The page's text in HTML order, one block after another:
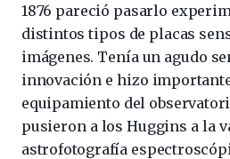
1876 pareció pasarlo
distintos tipos de placas
imágenes. Tenía un agudo
innovación e hizo
equipamiento del
pusieron a los Huggins a la
astrofotografía